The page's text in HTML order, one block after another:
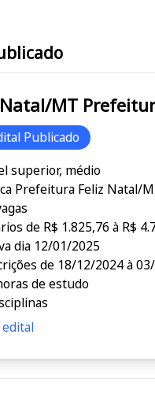
Feliz
Publicado
superior, médio
Prefeitura Feliz Natal/
de R$ 1.825,76 à R$
dia 12/01/2025
de 18/12/2024 à
de estudo